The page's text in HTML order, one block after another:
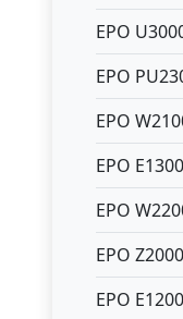
EPO
EPO
EPO
EPO E1300
EPO
EPO Z2000
EPO E1200